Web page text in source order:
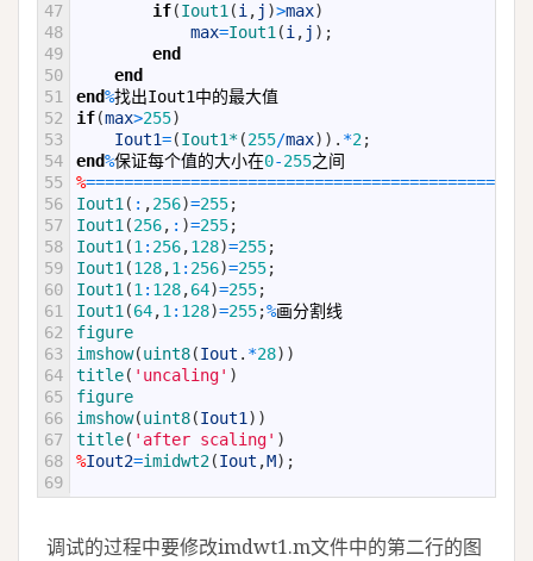
47
48
49
50
51
52
53
54
55
56
57
58
59
60
61
62
63
64
65
66
67
68
69
if(Iout1 (i , j )>max)
max=Iout1 (i , j ) ;
end
end
end%找出Iout1中的最大值
if(max>255)
Iout1=(Iout1*(255/max) ) . *2;
end%保证每个值的大小在0-255之间
%=============================================
Iout1 ( : ,256)=255;
Iout1 (256, : )=255;
Iout1 (1 : 256,128)=255;
Iout1 (128,1 : 256)=255;
Iout1 (1 : 128,64)=255;
Iout1 (64,1 : 128)=255;%画分割线
figure
imshow(uint8(Iout . *28) )
title( 'uncaling' )
figure
imshow(uint8(Iout1 ) )
title( 'after scaling' )
%Iout2=imidwt2(Iout ,M) ;
调试的过程中要修改imdwt1.m文件中的第二行的图